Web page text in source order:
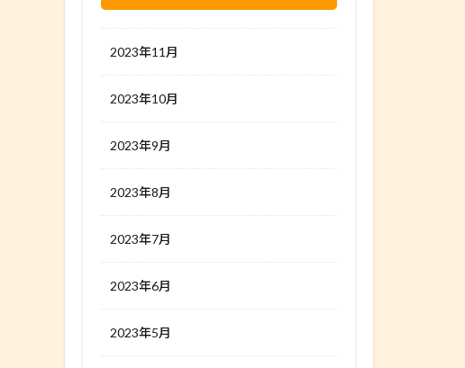
2023年11月
2023年10月
2023年9月
2023年8月
2023年7月
2023年6月
2023年5月